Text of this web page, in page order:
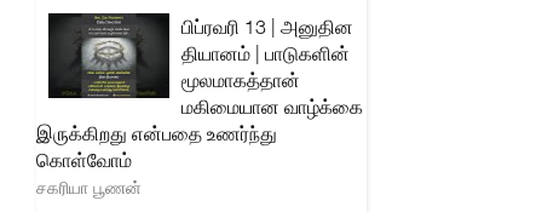
பிப்ரவரி 13 | அனுதின
தியானம் | பாடுகளின்
மூலமாகத்தான்
மகிமையான வாழ்க்கை
இருக்கிறது என்பதை உணர்ந்து
கொள்வோம்
சகரியா பூணன்